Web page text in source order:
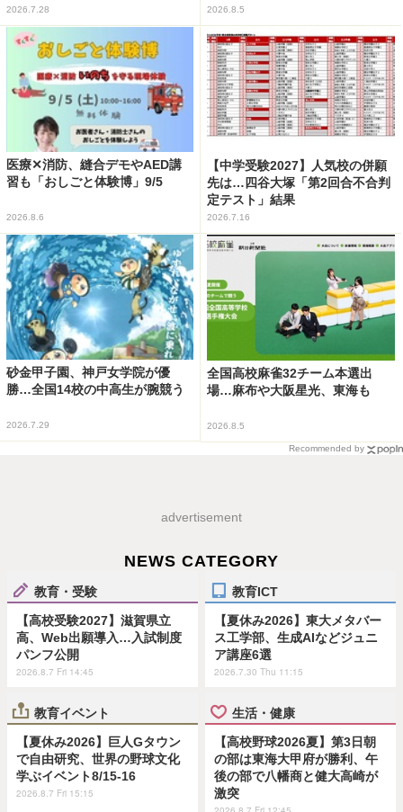
2026.7.28 2026.8.5
医療✕消防、縫合デモやAED講
習も「おしごと体験博」9/5
2026.8.6
【中学受験2027】人気校の併願
先は…四谷大塚「第2回合不合判
定テスト」結果
2026.7.16
砂金甲子園、神戸女学院が優
勝…全国14校の中高生が腕競う
2026.7.29
全国高校麻雀32チーム本選出
場…麻布や大阪星光、東海も
2026.8.5
Recommended by
advertisement
NEWS CATEGORY
教育・受験
【高校受験2027】滋賀県立
高、Web出願導入…入試制度
パンフ公開
2026.8.7 Fri 14:45
教育ICT
【夏休み2026】東大メタバー
ス工学部、生成AIなどジュニ
ア講座6選
2026.7.30 Thu 11:15
教育イベント
【夏休み2026】巨人Gタウン
で自由研究、世界の野球文化
学ぶイベント8/15-16
2026.8.7 Fri 15:15
生活・健康
【高校野球2026夏】第3日朝
の部は東海大甲府が勝利、午
後の部で八幡商と健大高崎が
激突